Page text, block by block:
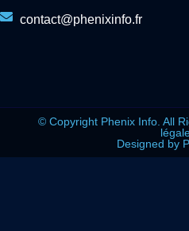
contact@phenixinfo.fr
© Copyright Phenix Info. All
Designed by